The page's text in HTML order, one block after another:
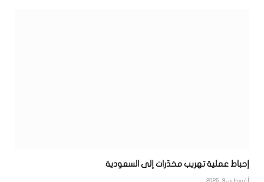
إحباط عملية تهريب مخدّرات إلى السعودية